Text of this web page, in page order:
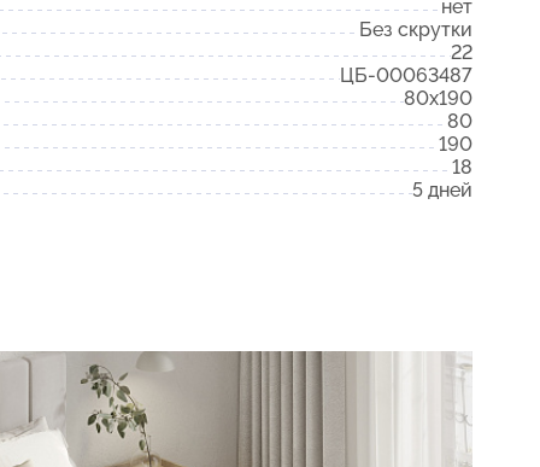
нет
Без скрутки
22
ЦБ-00063487
80x190
80
190
18
5 дней